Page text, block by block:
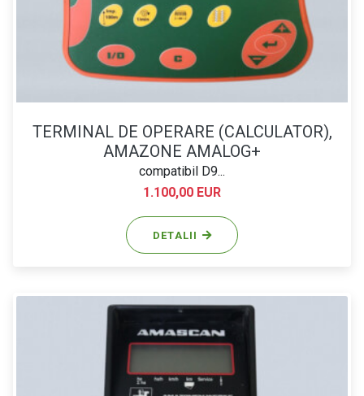
TERMINAL DE OPERARE (CALCULATOR),
AMAZONE AMALOG+
compatibil D9...
1.100,00 EUR
DETALII